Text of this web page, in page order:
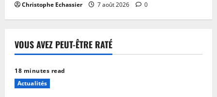
Christophe Echassier 7 août 2026 0
VOUS AVEZ PEUT-ÊTRE RATÉ
18 minutes read
Actualités